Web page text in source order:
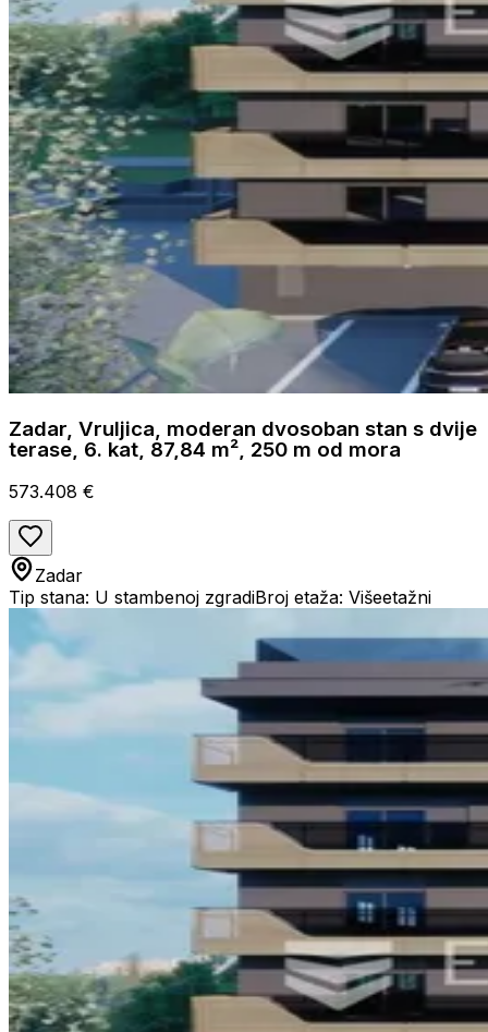
Zadar, Vruljica, moderan dvosoban stan s dvije
terase, 6. kat, 87,84 m², 250 m od mora
573.408 €
Zadar
Tip stana: U stambenoj zgradiBroj etaža: Višeetažni